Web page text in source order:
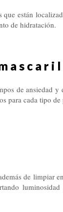
están
de hidratación.
de ansiedad
para cada tipo
de